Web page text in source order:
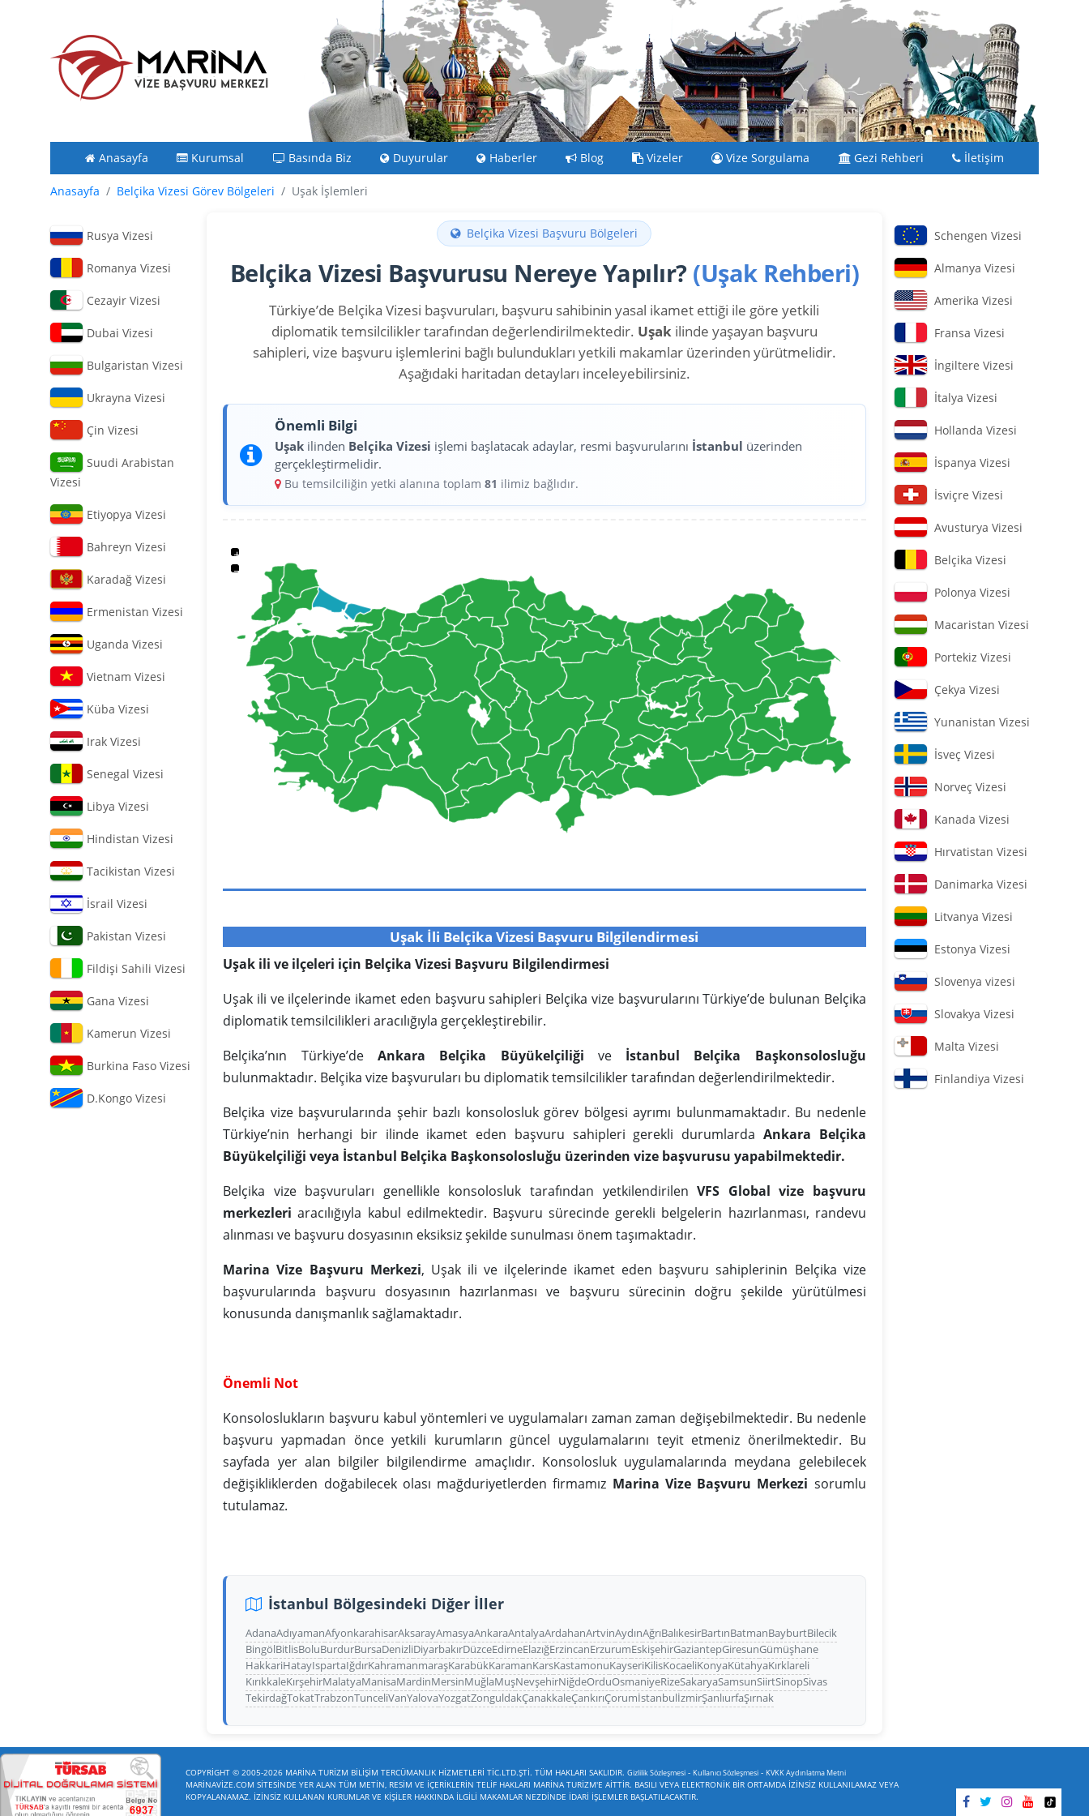
Anasayfa Kurumsal Basında Biz Duyurular Haberler Blog Vizeler Vize Sorgulama Gezi Rehberi İletişim
Anasayfa Belçika Vizesi Görev Bölgeleri Uşak İşlemleri
Rusya Vizesi
Romanya Vizesi
Cezayir Vizesi
Dubai Vizesi
Bulgaristan Vizesi
Ukrayna Vizesi
Çin Vizesi
Suudi Arabistan
Vizesi
Etiyopya Vizesi
Bahreyn Vizesi
Karadağ Vizesi
Ermenistan Vizesi
Uganda Vizesi
Vietnam Vizesi
Küba Vizesi
Irak Vizesi
Senegal Vizesi
Libya Vizesi
Hindistan Vizesi
Tacikistan Vizesi
İsrail Vizesi
Pakistan Vizesi
Fildişi Sahili Vizesi
Gana Vizesi
Kamerun Vizesi
Burkina Faso Vizesi
D.Kongo Vizesi
Belçika Vizesi Başvuru Bölgeleri
Belçika Vizesi Başvurusu Nereye Yapılır? (Uşak Rehberi)
Türkiye’de Belçika Vizesi başvuruları, başvuru sahibinin yasal ikamet ettiği ile göre yetkili
diplomatik temsilcilikler tarafından değerlendirilmektedir. Uşak ilinde yaşayan başvuru
sahipleri, vize başvuru işlemlerini bağlı bulundukları yetkili makamlar üzerinden yürütmelidir.
Aşağıdaki haritadan detayları inceleyebilirsiniz.
Önemli Bilgi
Uşak ilinden Belçika Vizesi işlemi başlatacak adaylar, resmi başvurularını İstanbul üzerinden
gerçekleştirmelidir.
Bu temsilciliğin yetki alanına toplam81 ilimiz bağlıdır.
+
−
Uşak İli Belçika Vizesi Başvuru Bilgilendirmesi
Uşak ili ve ilçeleri için Belçika Vizesi Başvuru Bilgilendirmesi
Uşak ili ve ilçelerinde ikamet eden başvuru sahipleri Belçika vize başvurularını Türkiye’de bulunan Belçika
diplomatik temsilcilikleri aracılığıyla gerçekleştirebilir.
Belçika’nın Türkiye’de Ankara Belçika Büyükelçiliği ve İstanbul Belçika Başkonsolosluğu
bulunmaktadır. Belçika vize başvuruları bu diplomatik temsilcilikler tarafından değerlendirilmektedir.
Belçika vize başvurularında şehir bazlı konsolosluk görev bölgesi ayrımı bulunmamaktadır. Bu nedenle
Türkiye’nin herhangi bir ilinde ikamet eden başvuru sahipleri gerekli durumlarda Ankara Belçika
Büyükelçiliği veya İstanbul Belçika Başkonsolosluğu üzerinden vize başvurusu yapabilmektedir.
Belçika vize başvuruları genellikle konsolosluk tarafından yetkilendirilenVFS Global vize başvuru
merkezleri aracılığıyla kabul edilmektedir. Başvuru sürecinde gerekli belgelerin hazırlanması, randevu
alınması ve başvuru dosyasının eksiksiz şekilde sunulması önem taşımaktadır.
Marina Vize Başvuru Merkezi, Uşak ili ve ilçelerinde ikamet eden başvuru sahiplerinin Belçika vize
başvurularında başvuru dosyasının hazırlanması ve başvuru sürecinin doğru şekilde yürütülmesi
konusunda danışmanlık sağlamaktadır.
Önemli Not
Konsoloslukların başvuru kabul yöntemleri ve uygulamaları zaman zaman değişebilmektedir. Bu nedenle
başvuru yapmadan önce yetkili kurumların güncel uygulamalarını teyit etmeniz önerilmektedir. Bu
sayfada yer alan bilgiler bilgilendirme amaçlıdır. Konsolosluk uygulamalarında meydana gelebilecek
değişikliklerden doğabilecek olası mağduriyetlerden firmamız Marina Vize Başvuru Merkezi sorumlu
tutulamaz.
İstanbul Bölgesindeki Diğer İller
AdanaAdıyamanAfyonkarahisarAksarayAmasyaAnkaraAntalyaArdahanArtvinAydınAğrıBalıkesirBartınBatmanBayburtBilecik
BingölBitlisBoluBurdurBursaDenizliDiyarbakırDüzceEdirneElazığErzincanErzurumEskişehirGaziantepGiresunGümüşhane
HakkariHatayIspartaIğdırKahramanmaraşKarabükKaramanKarsKastamonuKayseriKilisKocaeliKonyaKütahyaKırklareli
KırıkkaleKırşehirMalatyaManisaMardinMersinMuğlaMuşNevşehirNiğdeOrduOsmaniyeRizeSakaryaSamsunSiirtSinopSivas
TekirdağTokatTrabzonTunceliVanYalovaYozgatZonguldakÇanakkaleÇankırıÇorumİstanbulİzmirŞanlıurfaŞırnak
Schengen Vizesi
Almanya Vizesi
Amerika Vizesi
Fransa Vizesi
İngiltere Vizesi
İtalya Vizesi
Hollanda Vizesi
İspanya Vizesi
İsviçre Vizesi
Avusturya Vizesi
Belçika Vizesi
Polonya Vizesi
Macaristan Vizesi
Portekiz Vizesi
Çekya Vizesi
Yunanistan Vizesi
İsveç Vizesi
Norveç Vizesi
Kanada Vizesi
Hırvatistan Vizesi
Danimarka Vizesi
Litvanya Vizesi
Estonya Vizesi
Slovenya vizesi
Slovakya Vizesi
Malta Vizesi
Finlandiya Vizesi
COPYRİGHT © 2005-2026 MARİNA TURİZM BİLİŞİM TERCÜMANLIK HİZMETLERİ TİC.LTD.ŞTİ. TÜM HAKLARI SAKLIDIR. Gizlilik Sözleşmesi - Kullanıcı Sözleşmesi - KVKK Aydınlatma Metni
MARİNAVİZE.COM SİTESİNDE YER ALAN TÜM METİN, RESİM VE İÇERİKLERİN TELİF HAKLARI MARİNA TURİZM'E AİTTİR. BASILI VEYA ELEKTRONİK BİR ORTAMDA İZİNSİZ KULLANILAMAZ VEYA
KOPYALANAMAZ. İZİNSİZ KULLANAN KURUMLAR VE KİŞİLER HAKKINDA İLGİLİ MAKAMLAR NEZDİNDE İDARİ İŞLEMLER BAŞLATILACAKTIR.